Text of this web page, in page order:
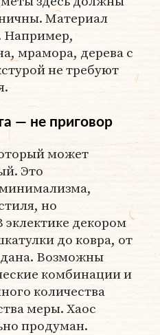
Материал
Например,
мрамора, дерева с
не требуют
— не приговор
может
Это
но
декором
до ковра, от
Возможны
комбинации и
количества
меры. Хаос
продуман.